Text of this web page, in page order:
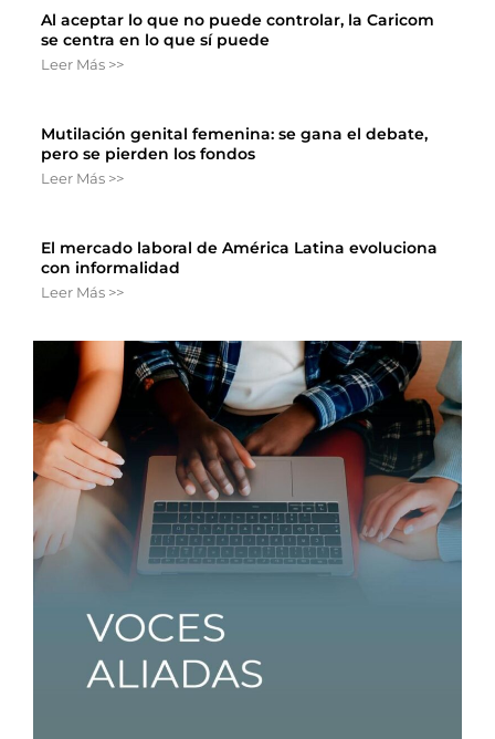
Al aceptar lo que no puede controlar, la Caricom
se centra en lo que sí puede
Leer Más >>
Mutilación genital femenina: se gana el debate,
pero se pierden los fondos
Leer Más >>
El mercado laboral de América Latina evoluciona
con informalidad
Leer Más >>